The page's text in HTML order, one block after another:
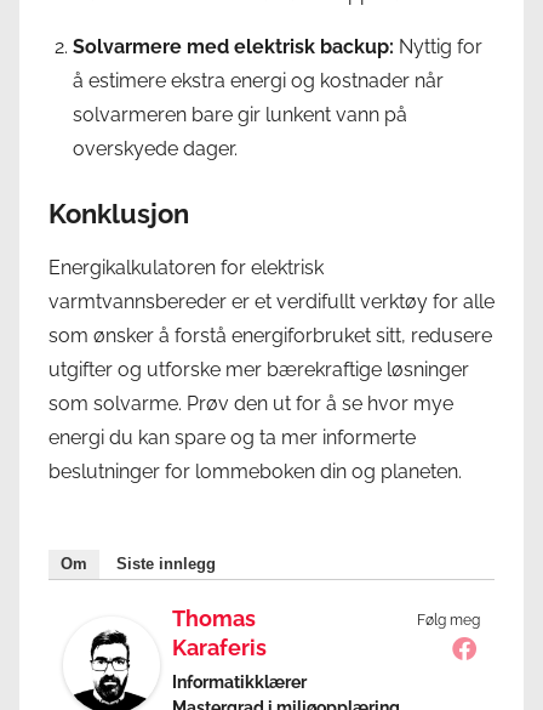
Solvarmere med elektrisk backup: Nyttig for
å estimere ekstra energi og kostnader når
solvarmeren bare gir lunkent vann på
overskyede dager.
Konklusjon
Energikalkulatoren for elektrisk
varmtvannsbereder er et verdifullt verktøy for alle
som ønsker å forstå energiforbruket sitt, redusere
utgifter og utforske mer bærekraftige løsninger
som solvarme. Prøv den ut for å se hvor mye
energi du kan spare og ta mer informerte
beslutninger for lommeboken din og planeten.
Om Siste innlegg
Følg meg
Thomas
Karaferis
Informatikklærer